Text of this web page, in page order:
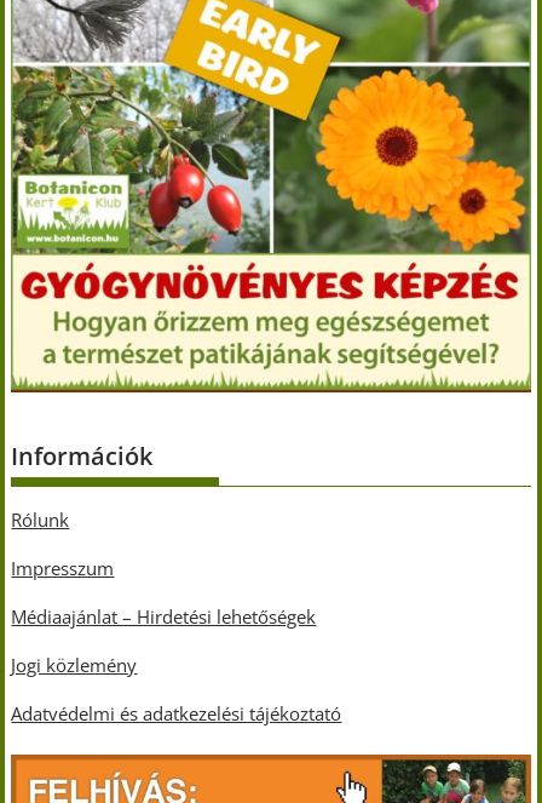
Információk
Rólunk
Impresszum
Médiaajánlat – Hirdetési lehetőségek
Jogi közlemény
Adatvédelmi és adatkezelési tájékoztató